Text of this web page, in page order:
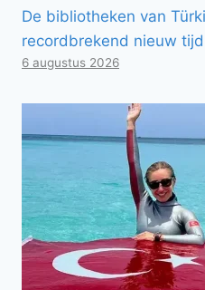
De bibliotheken van
recordbrekend nieuw
6 augustus 2026